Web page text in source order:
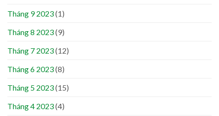
Tháng 9 2023(1)
Tháng 8 2023(9)
Tháng 7 2023(12)
Tháng 6 2023(8)
Tháng 5 2023(15)
Tháng 4 2023(4)